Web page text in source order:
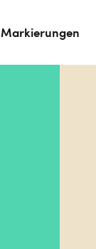
Markierungen